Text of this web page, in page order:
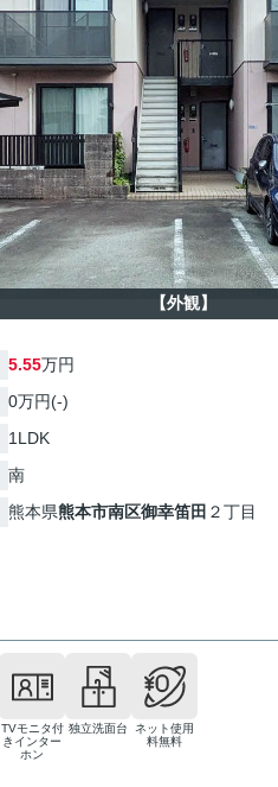
【外観】
5.55万円
0万円(-)
1LDK
南
熊本県熊本市南区御幸笛田 ２丁目
TVモニタ付
きインター
ホン
独立洗面台
ネット使用
料無料